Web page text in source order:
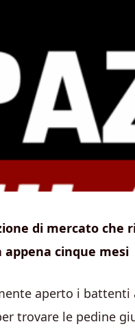
di mercato che
cinque mesi
aperto i battenti
trovare le pedine